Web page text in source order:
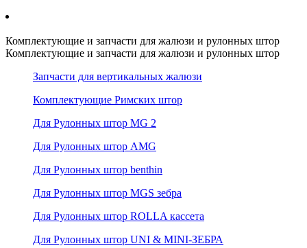
Комплектующие и запчасти для жалюзи и рулонных штор
Комплектующие и запчасти для жалюзи и рулонных штор
Запчасти для вертикальных жалюзи
Комплектующие Римских штор
Для Рулонных штор MG 2
Для Рулонных штор AMG
Для Рулонных штор benthin
Для Рулонных штор MGS зебра
Для Рулонных штор ROLLA кассета
Для Рулонных штор UNI & MINI-ЗЕБРА